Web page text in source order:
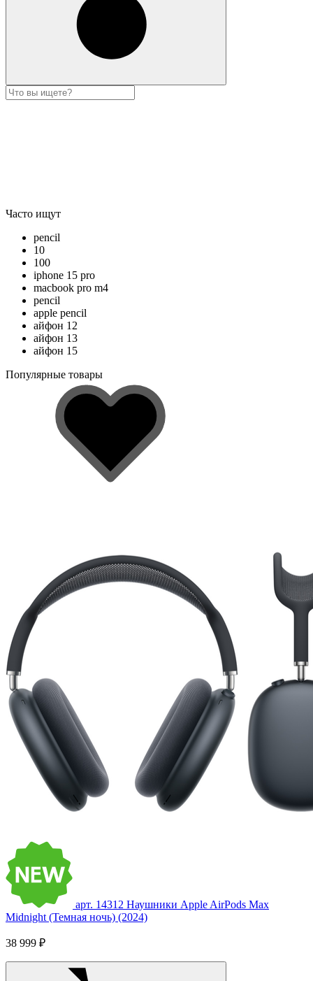
Часто ищут
pencil
10
100
iphone 15 pro
macbook pro m4
pencil
apple pencil
айфон 12
айфон 13
айфон 15
Популярные товары
арт. 14312 Наушники Apple AirPods Max
Midnight (Темная ночь) (2024)
38 999 ₽